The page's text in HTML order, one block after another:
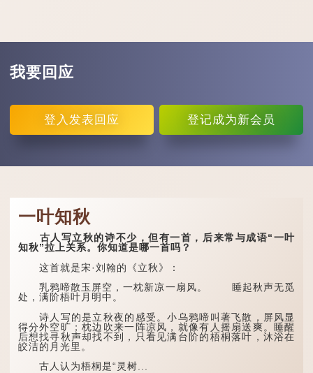
我要回应
登入 发表回应 登记成为新会员
一叶知秋
古人写立秋的诗不少，但有一首，后来常与成语“一叶
知秋”拉上关系。你知道是哪一首吗？
这首就是宋·刘翰的《立秋》：
乳鸦啼散玉屏空，一枕新凉一扇风。 睡起秋声无觅
处，满阶梧叶月明中。
诗人写的是立秋夜的感受。小乌鸦啼叫著飞散，屏风显
得分外空旷；枕边吹来一阵凉风，就像有人摇扇送爽。睡醒
后想找寻秋声却找不到，只看见满台阶的梧桐落叶，沐浴在
皎洁的月光里。
古人认为梧桐是“灵树...